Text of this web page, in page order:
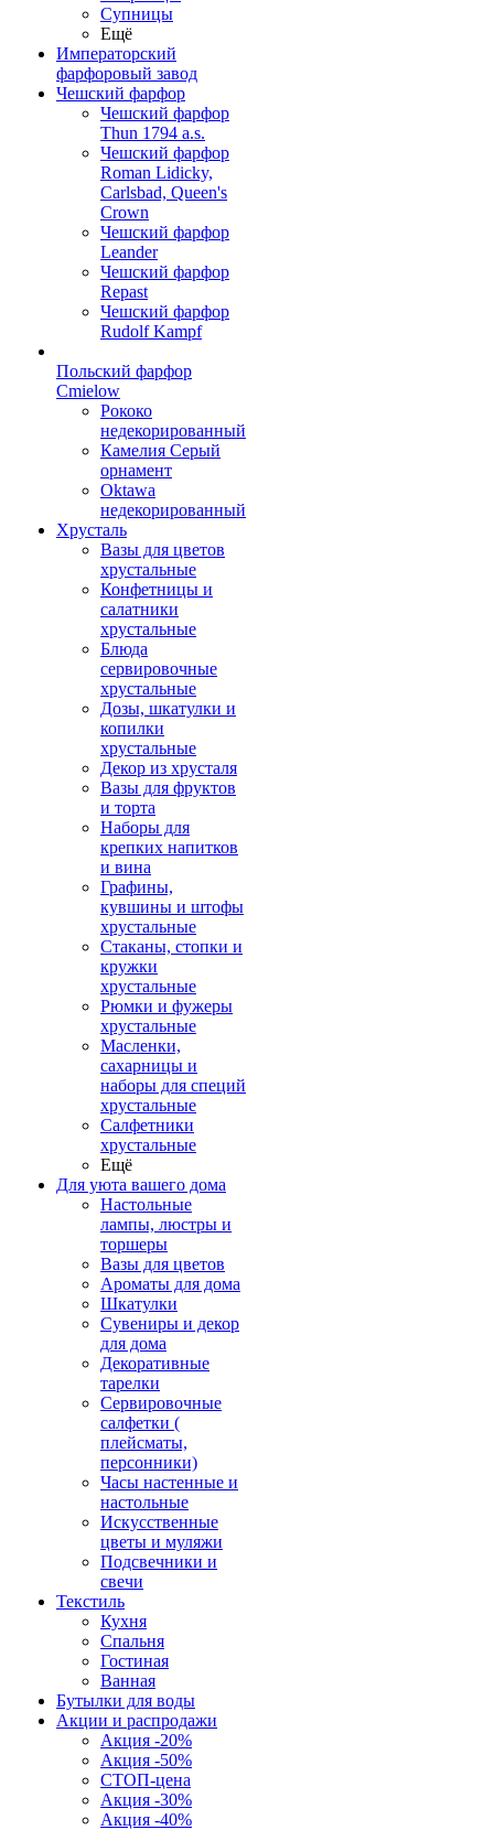
Супницы
Ещё
Императорский
фарфоровый завод
Чешский фарфор
Чешский фарфор
Thun 1794 a.s.
Чешский фарфор
Roman Lidicky,
Carlsbad, Queen's
Crown
Чешский фарфор
Leander
Чешский фарфор
Repast
Чешский фарфор
Rudolf Kampf
Польский фарфор
Сmielow
Рококо
недекорированный
Камелия Серый
орнамент
Oktawa
недекорированный
Хрусталь
Вазы для цветов
хрустальные
Конфетницы и
салатники
хрустальные
Блюда
сервировочные
хрустальные
Дозы, шкатулки и
копилки
хрустальные
Декор из хрусталя
Вазы для фруктов
и торта
Наборы для
крепких напитков
и вина
Графины,
кувшины и штофы
хрустальные
Стаканы, стопки и
кружки
хрустальные
Рюмки и фужеры
хрустальные
Масленки,
сахарницы и
наборы для специй
хрустальные
Салфетники
хрустальные
Ещё
Для уюта вашего дома
Настольные
лампы, люстры и
торшеры
Вазы для цветов
Ароматы для дома
Шкатулки
Сувениры и декор
для дома
Декоративные
тарелки
Сервировочные
салфетки (
плейсматы,
персонники)
Часы настенные и
настольные
Искусственные
цветы и муляжи
Подсвечники и
свечи
Текстиль
Кухня
Спальня
Гостиная
Ванная
Бутылки для воды
Акции и распродажи
Акция -20%
Акция -50%
СТОП-цена
Акция -30%
Акция -40%